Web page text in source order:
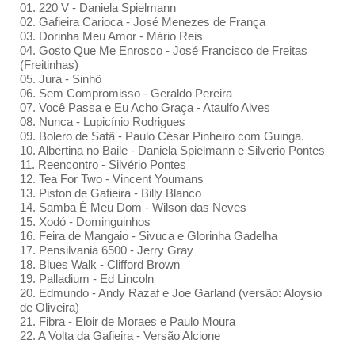
01. 220 V - Daniela Spielmann
02. Gafieira Carioca - José Menezes de França
03. Dorinha Meu Amor - Mário Reis
04. Gosto Que Me Enrosco - José Francisco de Freitas
(Freitinhas)
05. Jura - Sinhô
06. Sem Compromisso - Geraldo Pereira
07. Você Passa e Eu Acho Graça - Ataulfo Alves
08. Nunca - Lupicínio Rodrigues
09. Bolero de Satã - Paulo César Pinheiro com Guinga.
10. Albertina no Baile - Daniela Spielmann e Silverio Pontes
11. Reencontro - Silvério Pontes
12. Tea For Two - Vincent Youmans
13. Piston de Gafieira - Billy Blanco
14. Samba É Meu Dom - Wilson das Neves
15. Xodó - Dominguinhos
16. Feira de Mangaio - Sivuca e Glorinha Gadelha
17. Pensilvania 6500 - Jerry Gray
18. Blues Walk - Clifford Brown
19. Palladium - Ed Lincoln
20. Edmundo - Andy Razaf e Joe Garland (versão: Aloysio
de Oliveira)
21. Fibra - Eloir de Moraes e Paulo Moura
22. A Volta da Gafieira - Versão Alcione